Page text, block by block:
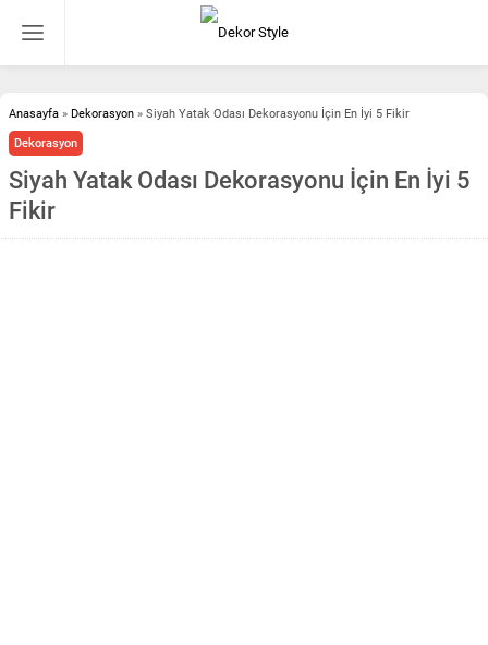
Anasayfa » Dekorasyon » Siyah Yatak Odası Dekorasyonu İçin En İyi 5 Fikir
Dekorasyon
Siyah Yatak Odası Dekorasyonu İçin En İyi 5
Fikir